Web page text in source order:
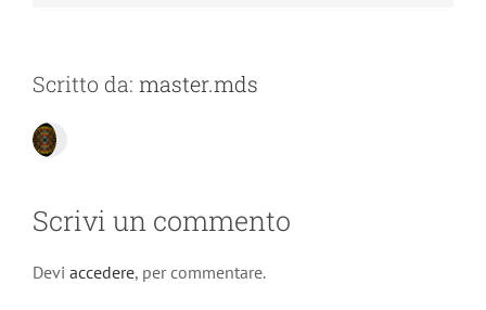
Scritto da: master.mds
Scrivi un commento
Devi accedere, per commentare.